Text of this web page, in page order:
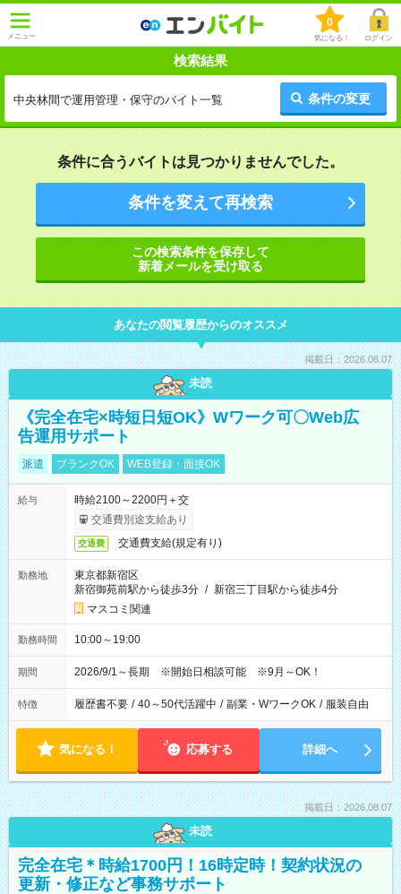
メニュー
0
気になる！ ログイン
検索結果
中央林間で運用管理・保守のバイト一覧 条件の変更
条件に合うバイトは見つかりませんでした。
条件を変えて再検索
この検索条件を保存して
新着メールを受け取る
あなたの閲覧履歴からのオススメ
掲載日：2026.08.07
未読
《完全在宅×時短日短OK》Wワーク可〇Web広
告運用サポート
派遣 ブランクOK WEB登録・面接OK
給与
時給2100～2200円＋交
交通費別途支給あり
交通費 交通費支給(規定有り)
勤務地
東京都新宿区
新宿御苑前駅から徒歩3分 / 新宿三丁目駅から徒歩4分
マスコミ関連
勤務時間 10:00～19:00
期間 2026/9/1～長期 ※開始日相談可能 ※9月～OK！
特徴 履歴書不要 / 40～50代活躍中 / 副業・WワークOK / 服装自由
気になる！ 応募する 詳細へ
掲載日：2026.08.07
未読
完全在宅＊時給1700円！16時定時！契約状況の
更新・修正など事務サポート